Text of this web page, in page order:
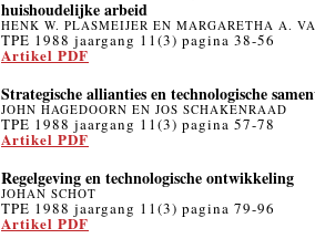
huishoudelijke arbeid
HENK W. PLASMEIJER EN MARGARETHA A.
TPE 1988 jaargang 11(3) pagina 38-56
Artikel PDF
Strategische allianties en technologische
JOHN HAGEDOORN EN JOS SCHAKENRAAD
TPE 1988 jaargang 11(3) pagina 57-78
Artikel PDF
Regelgeving en technologische ontwikkeling
JOHAN SCHOT
TPE 1988 jaargang 11(3) pagina 79-96
Artikel PDF